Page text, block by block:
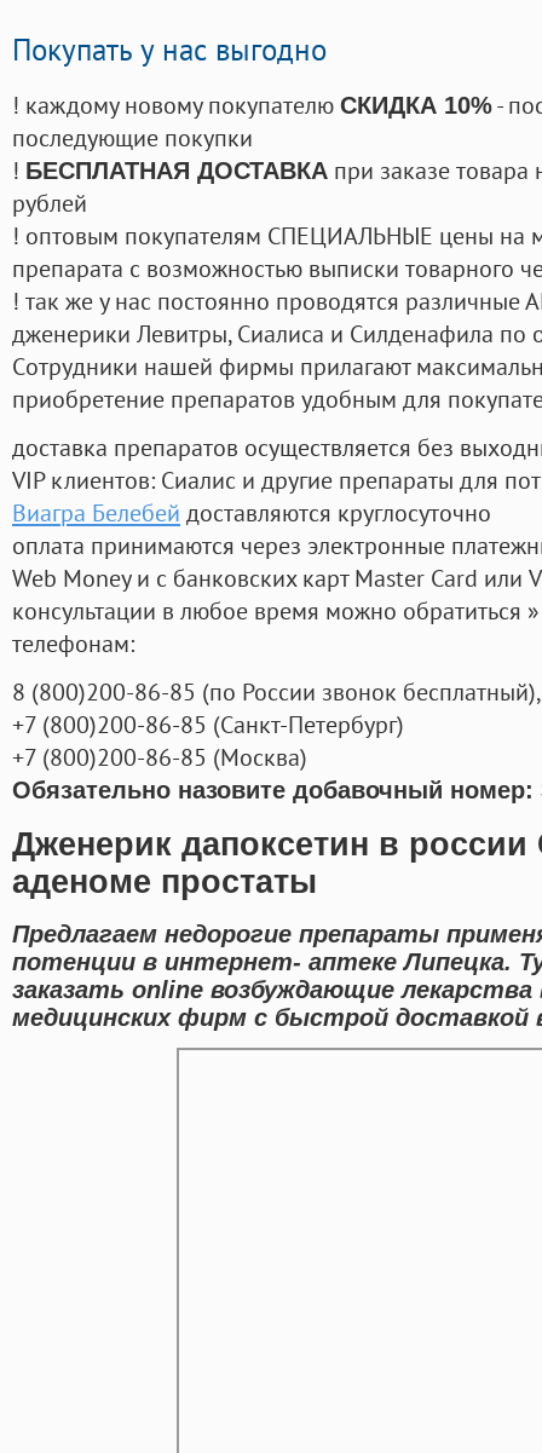
Покупать у нас выгодно
! каждому новому покупателю СКИДКА 10%-
последующие покупки
! БЕСПЛАТНАЯ ДОСТАВКА при заказе
рублей
! оптовым покупателям СПЕЦИАЛЬНЫЕ цены на
препарата с возможностью выписки товарного
! так же у нас постоянно проводятся
дженерики Левитры, Сиалиса и Силденафила по
Cотрудники нашей фирмы прилагают
приобретение препаратов удобным для
доставка препаратов осуществляется без
VIP клиентов: Сиалис и другие препараты для
Виагра Белебей доставляются круглосуточно
оплата принимаются через электронные
Web Money и с банковских карт Master Card или
консультации в любое время можно обратиться
телефонам:
8 (800)200-86-85 (по России звонок бесплатный),
+7 (800)200-86-85 (Санкт-Петербург)
+7 (800)200-86-85 (Москва)
Обязательно назовите добавочный номер:
Дженерик дапоксетин в
аденоме простаты
Предлагаем недорогие препараты
потенции в интернет- аптеке Липецка.
заказать online возбуждающие лекарства
медицинских фирм с быстрой доставкой